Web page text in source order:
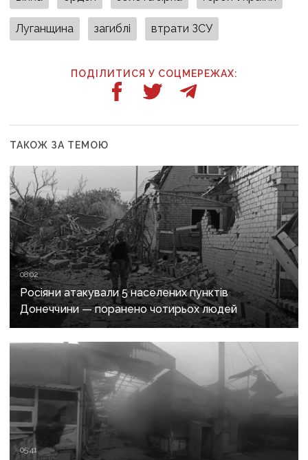
Луганщина загиблі втрати ЗСУ
ПОДІЛИТИСЯ У СОЦМЕРЕЖАХ:
ТАКОЖ ЗА ТЕМОЮ
08:02
Росіяни атакували 5 населених пунктів
Донеччини — поранено чотирьох людей
05:41